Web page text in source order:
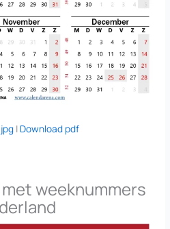
| Download pdf
weeknummers